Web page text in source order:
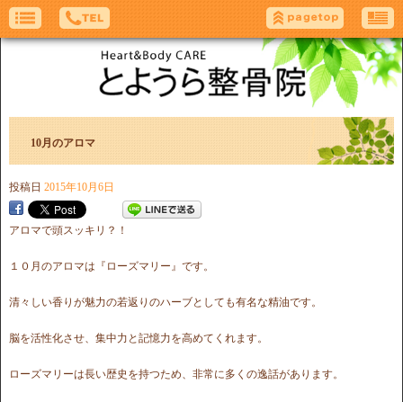
10月のアロマ
投稿日 2015年10月6日
アロマで頭スッキリ？！
１０月のアロマは『ローズマリー』です。
清々しい香りが魅力の若返りのハーブとしても有名な精油です。
脳を活性化させ、集中力と記憶力を高めてくれます。
ローズマリーは長い歴史を持つため、非常に多くの逸話があります。